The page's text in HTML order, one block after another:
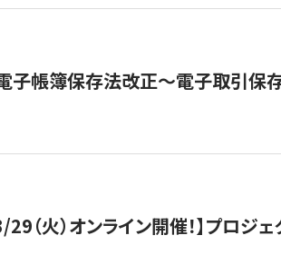
子帳簿保存法改正～電子取引保
29（火）オンライン開催！】プロ